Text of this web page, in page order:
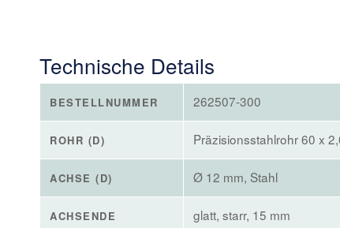
Technische Details
BESTELLNUMMER 262507-300
ROHR (D) Präzisionsstahlrohr 60 x
ACHSE (D) Ø 12 mm, Stahl
ACHSENDE glatt, starr, 15 mm